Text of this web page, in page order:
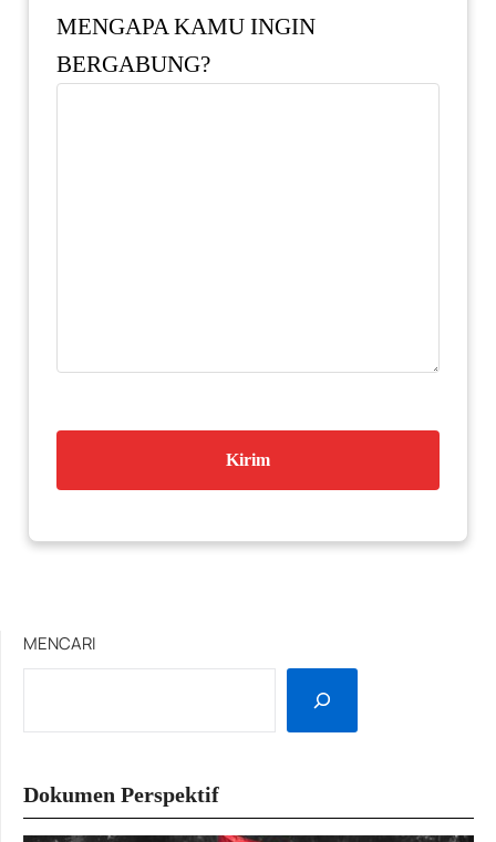
MENGAPA KAMU INGIN
BERGABUNG?
MENCARI
Dokumen Perspektif